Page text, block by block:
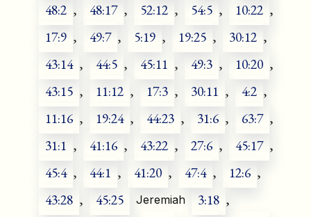
48:2 , 48:17 , 52:12 , 54:5 , 10:22 ,
17:9 , 49:7 , 5:19 , 19:25 , 30:12 ,
43:14 , 44:5 , 45:11 , 49:3 , 10:20 ,
43:15 , 11:12 , 17:3 , 30:11 , 4:2 ,
11:16 , 19:24 , 44:23 , 31:6 , 63:7 ,
31:1 , 41:16 , 43:22 , 27:6 , 45:17 ,
45:4 , 44:1 , 41:20 , 47:4 , 12:6 ,
43:28 , 45:25 Jeremiah 3:18 ,